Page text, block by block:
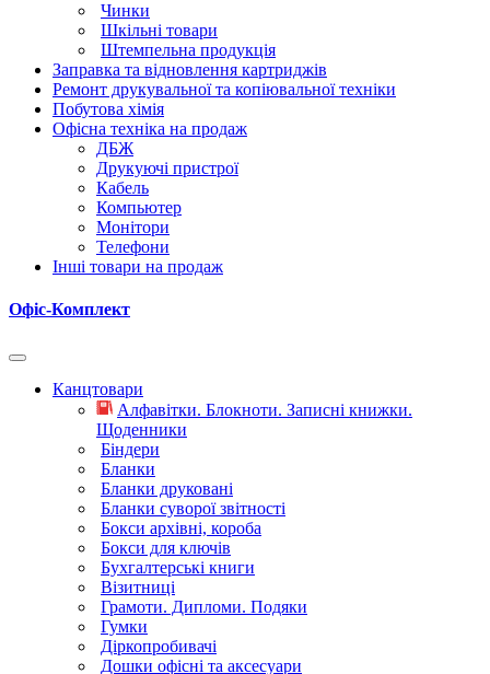
Чинки
Шкільні товари
Штемпельна продукція
Заправка та відновлення картриджів
Ремонт друкувальної та копіювальної техніки
Побутова хімія
Офісна техніка на продаж
ДБЖ
Друкуючі пристрої
Кабель
Компьютер
Монітори
Телефони
Інші товари на продаж
Офіс-Комплект
Канцтовари
Алфавітки. Блокноти. Записні книжки.
Щоденники
Біндери
Бланки
Бланки друковані
Бланки суворої звітності
Бокси архівні, короба
Бокси для ключів
Бухгалтерські книги
Візитниці
Грамоти. Дипломи. Подяки
Гумки
Діркопробивачі
Дошки офісні та аксесуари